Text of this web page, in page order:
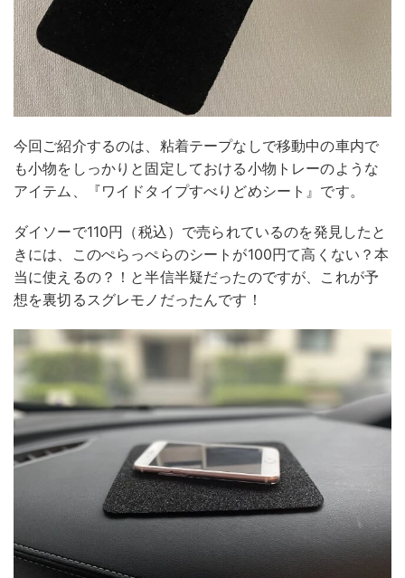
今回ご紹介するのは、粘着テープなしで移動中の車内で
も小物をしっかりと固定しておける小物トレーのような
アイテム、『ワイドタイプすべりどめシート』です。
ダイソーで110円（税込）で売られているのを発見したと
きには、このぺらっぺらのシートが100円て高くない？本
当に使えるの？！と半信半疑だったのですが、これが予
想を裏切るスグレモノだったんです！